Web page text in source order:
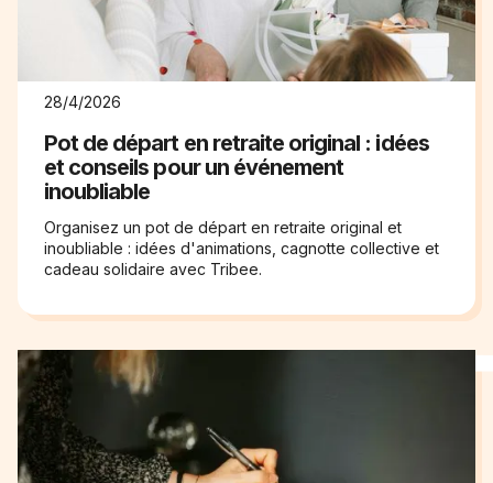
28/4/2026
Pot de départ en retraite original : idées
et conseils pour un événement
inoubliable
Organisez un pot de départ en retraite original et
inoubliable : idées d'animations, cagnotte collective et
cadeau solidaire avec Tribee.